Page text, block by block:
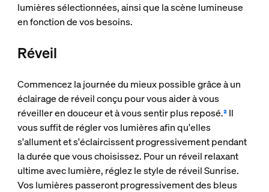
lumières sélectionnées, ainsi que la scène lumineuse
en fonction de vos besoins.
Réveil
Commencez la journée du mieux possible grâce à un
éclairage de réveil conçu pour vous aider à vous
réveiller en douceur et à vous sentir plus reposé.²Il
vous suffit de régler vos lumières afin qu'elles
s'allument et s'éclaircissent progressivement pendant
la durée que vous choisissez. Pour un réveil relaxant
ultime avec lumière, réglez le style de réveil Sunrise.
Vos lumières passeront progressivement des bleus